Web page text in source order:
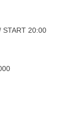
START 20:00